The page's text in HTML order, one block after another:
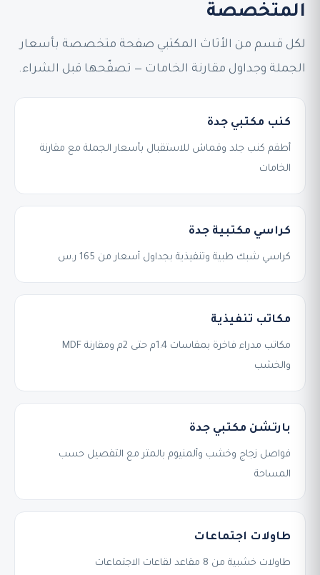
المتخصصة
لكل قسم من الأثاث المكتبي صفحة متخصصة بأسعار
الجملة وجداول مقارنة الخامات — تصفّحها قبل الشراء.
كنب مكتبي جدة
أطقم كنب جلد وقماش للاستقبال بأسعار الجملة مع مقارنة
الخامات
كراسي مكتبية جدة
كراسي شبك طبية وتنفيذية بجداول أسعار من 165 ر.س
مكاتب تنفيذية
مكاتب مدراء فاخرة بمقاسات 1.4م حتى 2م ومقارنة MDF
والخشب
بارتشن مكتبي جدة
فواصل زجاج وخشب وألمنيوم بالمتر مع التفصيل حسب
المساحة
طاولات اجتماعات
طاولات خشبية من 8 مقاعد لقاعات الاجتماعات